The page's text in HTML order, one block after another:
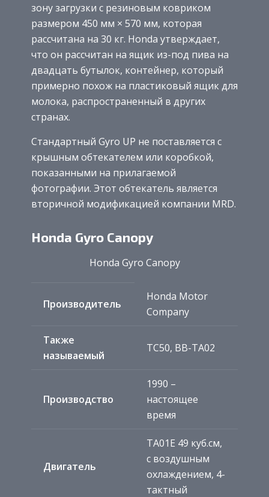
зону загрузки с резиновым ковриком
размером 450 мм × 570 мм, которая
рассчитана на 30 кг. Honda утверждает,
что он рассчитан на ящик из-под пива на
двадцать бутылок, контейнер, который
примерно похож на пластиковый ящик для
молока, распространенный в других
странах.
Стандартный Gyro UP не поставляется с
крышным обтекателем или коробкой,
показанными на прилагаемой
фотографии. Этот обтекатель является
вторичной модификацией компании MRD.
Honda Gyro Canopy
Honda Gyro Canopy
Производитель
Honda Motor
Company
Также
называемый
TC50, BB-TA02
Производство
1990 –
настоящее
время
Двигатель
TA01E 49 куб.см,
с воздушным
охлаждением, 4-
тактный